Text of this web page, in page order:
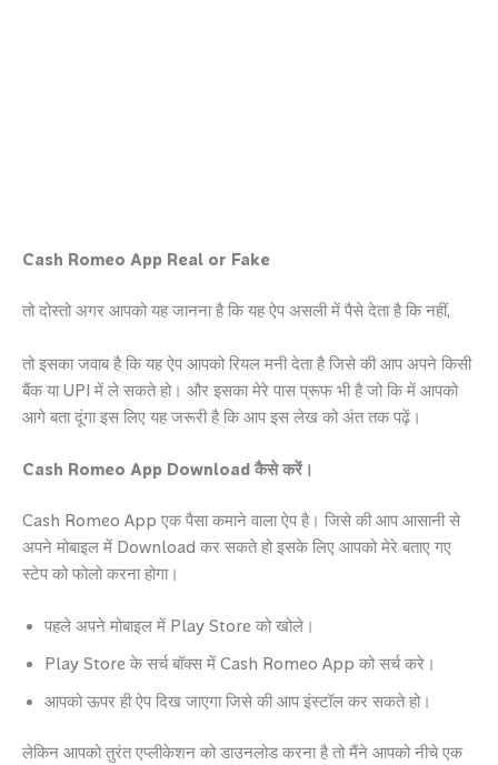
Cash Romeo App Real or Fake
तो दोस्तो अगर आपको यह जानना है कि यह ऐप असली में पैसे देता है कि नहीं,
तो इसका जवाब है कि यह ऐप आपको रियल मनी देता है जिसे की आप अपने किसी
बैंक या UPI में ले सकते हो। और इसका मेरे पास प्रूफ भी है जो कि में आपको
आगे बता दूंगा इस लिए यह जरूरी है कि आप इस लेख को अंत तक पढ़ें।
Cash Romeo App Download कैसे करें।
Cash Romeo App एक पैसा कमाने वाला ऐप है। जिसे की आप आसानी से
अपने मोबाइल में Download कर सकते हो इसके लिए आपको मेरे बताए गए
स्टेप को फोलो करना होगा।
पहले अपने मोबाइल में Play Store को खोले।
Play Store के सर्च बॉक्स में Cash Romeo App को सर्च करे।
आपको ऊपर ही ऐप दिख जाएगा जिसे की आप इंस्टॉल कर सकते हो।
लेकिन आपको तुरंत एप्लीकेशन को डाउनलोड करना है तो मैंने आपको नीचे एक